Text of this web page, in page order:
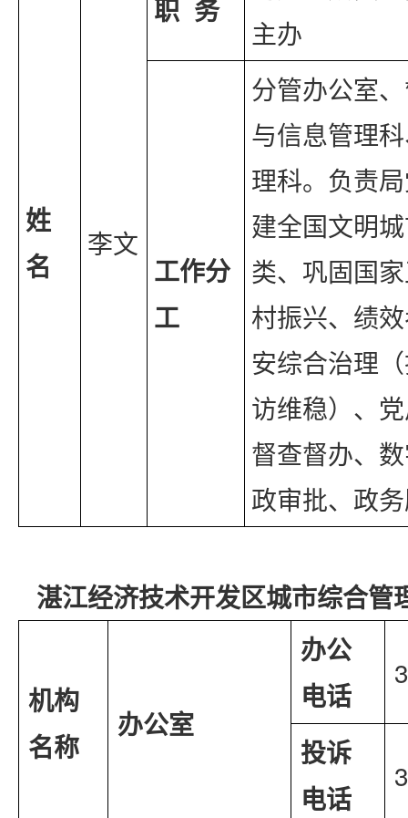
姓
名
李文
职  务
主办
工作分
工
分管办公室
与信息管理
理科。负责
建全国文明
类、巩固国
村振兴、绩
安综合治理
访维稳）、
督查督办、
政审批、政
湛江经济技术开发区城市综合管
机构
名称
办公室
办公
电话
投诉
电话